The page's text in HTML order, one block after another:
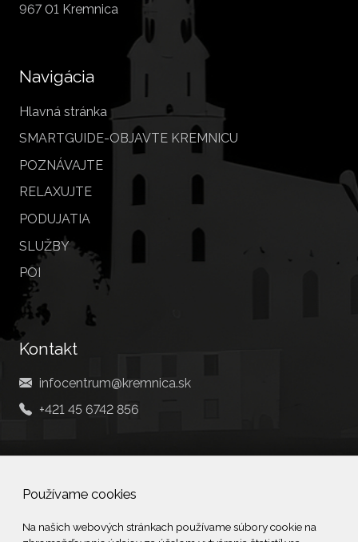
Používame cookies
Na našich webových stránkach používame súbory cookie na
967 01 Kremnica
Navigácia
Hlavná stránka
SMARTGUIDE-OBJAVTE KREMNICU
POZNÁVAJTE
RELAXUJTE
PODUJATIA
SLUŽBY
POI
Kontakt
infocentrum@kremnica.sk
+421 45 6742 856
Social
Facebook